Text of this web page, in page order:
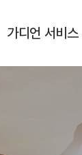
가디언 서비스